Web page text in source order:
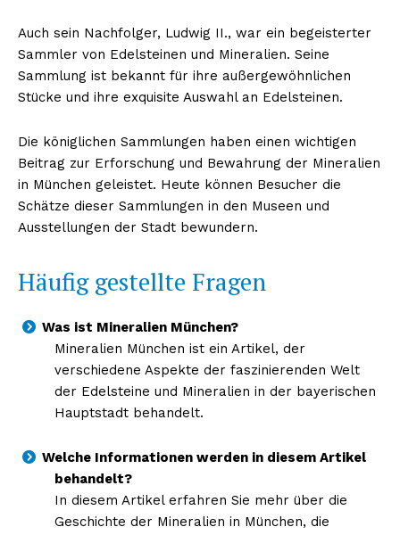
Auch sein Nachfolger, Ludwig II., war ein begeisterter
Sammler von Edelsteinen und Mineralien. Seine
Sammlung ist bekannt für ihre außergewöhnlichen
Stücke und ihre exquisite Auswahl an Edelsteinen.
Die königlichen Sammlungen haben einen wichtigen
Beitrag zur Erforschung und Bewahrung der Mineralien
in München geleistet. Heute können Besucher die
Schätze dieser Sammlungen in den Museen und
Ausstellungen der Stadt bewundern.
Häufig gestellte Fragen
Was ist Mineralien München?
Mineralien München ist ein Artikel, der
verschiedene Aspekte der faszinierenden Welt
der Edelsteine und Mineralien in der bayerischen
Hauptstadt behandelt.
Welche Informationen werden in diesem Artikel
behandelt?
In diesem Artikel erfahren Sie mehr über die
Geschichte der Mineralien in München, die